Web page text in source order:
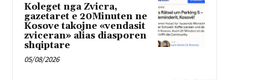
Koleget nga Zvicra,
gazetaret e 20Minuten ne
Kosove takojne «vendasit
zviceran» alias diasporen
shqiptare
05/08/2026